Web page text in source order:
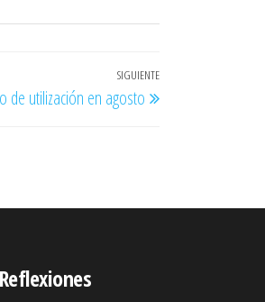
Entrada
siguiente
SIGUIENTE
de utilización en agosto
Reflexiones